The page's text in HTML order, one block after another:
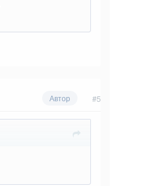
Автор #5